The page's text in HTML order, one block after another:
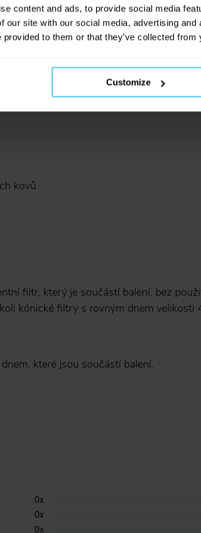
content and ads, to provide social media
our site with our social media, advertising
provided to them or that they’ve collected
Customize
kovů
filtr, který je součástí balení, bez
kónické filtry s rovným dnem velikosti
které jsou součástí balení.
0x
0x
0x
novinkách na našem e-
Odesláním e-mailové
obchodních sdělení dle
údajů.